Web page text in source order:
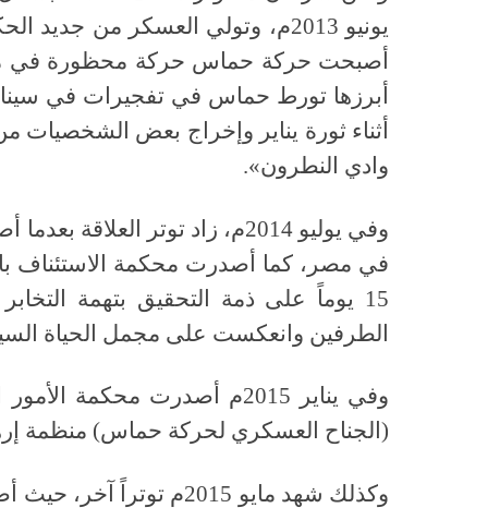
يونيو 2013م، وتولي العسكر من
أصبحت حركة حماس حركة محظورة في
أبرزها تورط حماس في تفجيرات في
أثناء ثورة يناير وإخراج بعض
وادي النطرون».
وفي يوليو 2014م، زاد توتر
في مصر، كما أصدرت محكمة
15 يوماً على ذمة التحقيق بتهمة
الطرفين وانعكست على مجمل الحياة
وفي يناير 2015م أصدرت
(الجناح العسكري لحركة حماس) منظمة
وكذلك شهد مايو 2015م